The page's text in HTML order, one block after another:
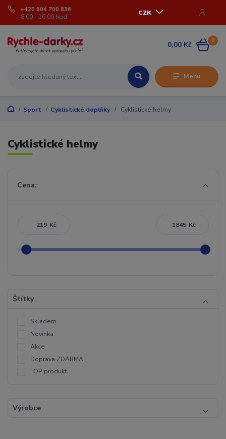
Menu
CZK
+420 604 700 836
8:00 - 16:00 hod.
0
0,00 Kč
Sport Cyklistické doplňky Cyklistické helmy
Cyklistické helmy
Cena:
Kč Kč
Štítky
Skladem
Novinka
Akce
Doprava ZDARMA
TOP produkt
Výrobce